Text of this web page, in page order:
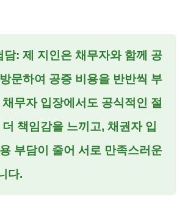
담: 제 지인은 채무자와 함께 공
문하여 공증 비용을 반반씩 부
무자 입장에서도 공식적인 절
책임감을 느끼고, 채권자 입
부담이 줄어 서로 만족스러운
다.